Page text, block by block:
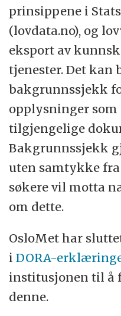
prinsippene i
(lovdata.no), og
eksport av
tjenester. Det kan
bakgrunnssjekk
opplysninger som
tilgjengelige
Bakgrunnssjekk
uten samtykke
søkere vil motta
om dette.
OsloMet har
iDORA-
institusjonen til å
denne.